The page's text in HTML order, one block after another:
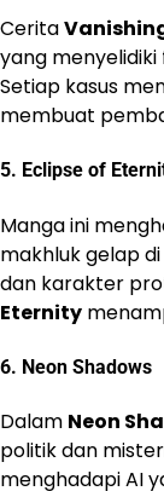
Cerita
yang
Setiap kasus
membuat
5. Eclipse of
Manga ini
makhluk gelap
dan karakter
Eternity
6. Neon Shadows
Dalam Neon
politik dan
menghadapi AI